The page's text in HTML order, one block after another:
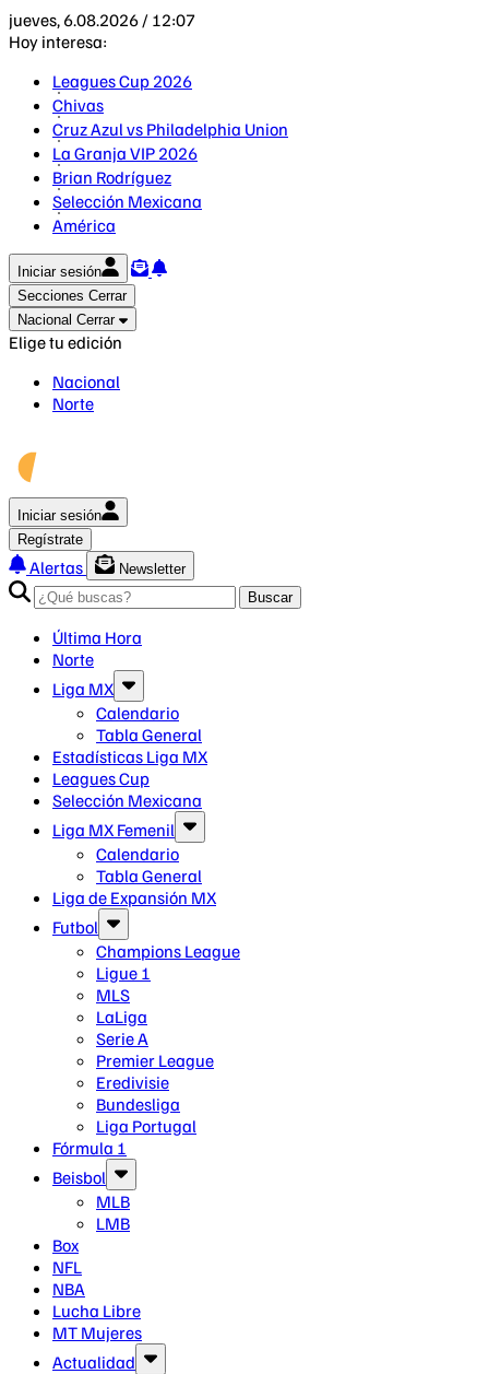
jueves, 6.08.2026 / 12:07
Hoy interesa:
Leagues Cup 2026
Chivas
Cruz Azul vs Philadelphia Union
La Granja VIP 2026
Brian Rodríguez
Selección Mexicana
América
Iniciar sesión
Secciones Cerrar
Nacional Cerrar
Elige tu edición
Nacional
Norte
Iniciar sesión
Regístrate
Alertas
Newsletter
Buscar
Última Hora
Norte
Liga MX
Calendario
Tabla General
Estadísticas Liga MX
Leagues Cup
Selección Mexicana
Liga MX Femenil
Calendario
Tabla General
Liga de Expansión MX
Futbol
Champions League
Ligue 1
MLS
LaLiga
Serie A
Premier League
Eredivisie
Bundesliga
Liga Portugal
Fórmula 1
Beisbol
MLB
LMB
Box
NFL
NBA
Lucha Libre
MT Mujeres
Actualidad